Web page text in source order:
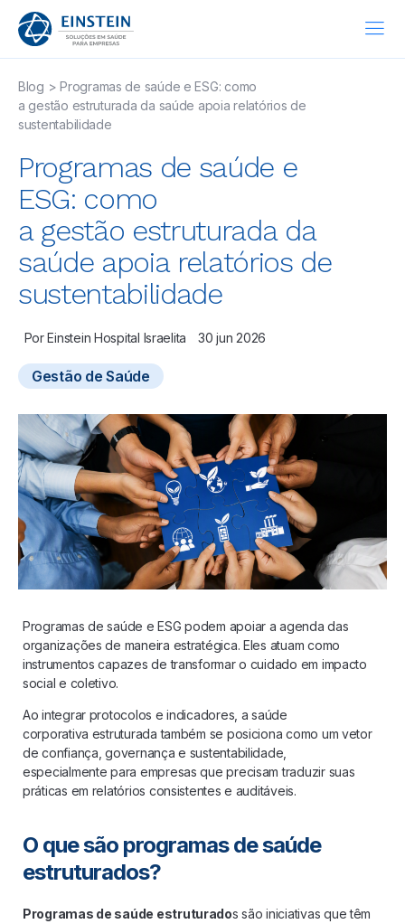
Blog >Programas de saúde e ESG: como
a gestão estruturada da saúde apoia relatórios de
sustentabilidade
Programas de saúde e
ESG: como
a gestão estruturada da
saúde apoia relatórios de
sustentabilidade
PorEinstein Hospital Israelita 30 jun 2026
Gestão de Saúde
Programas de saúde e ESG podem apoiar a agenda das
organizações de maneira estratégica. Eles atuam como
instrumentos capazes de transformar o cuidado em impacto
social e coletivo.
Ao integrar protocolos e indicadores, a saúde
corporativa estruturada também se posiciona como um vetor
de confiança, governança e sustentabilidade,
especialmente para empresas que precisam traduzir suas
práticas em relatórios consistentes e auditáveis.
O que são programas de saúde
estruturados?
Programas de saúde estruturados são iniciativas que têm